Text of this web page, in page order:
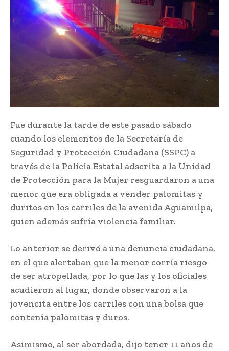
Fue durante la tarde de este pasado sábado
cuando los elementos de la Secretaría de
Seguridad y Protección Ciudadana (SSPC) a
través de la Policía Estatal adscrita a la Unidad
de Protección para la Mujer resguardaron a una
menor que era obligada a vender palomitas y
duritos en los carriles de la avenida Aguamilpa,
quien además sufría violencia familiar.
Lo anterior se derivó a una denuncia ciudadana,
en el que alertaban que la menor corría riesgo
de ser atropellada, por lo que las y los oficiales
acudieron al lugar, donde observaron a la
jovencita entre los carriles con una bolsa que
contenía palomitas y duros.
Asimismo, al ser abordada, dijo tener 11 años de